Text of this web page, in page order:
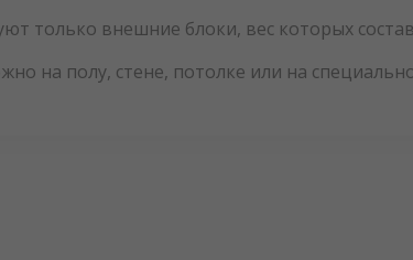
только внешние блоки, вес которых
на полу, стене, потолке или на